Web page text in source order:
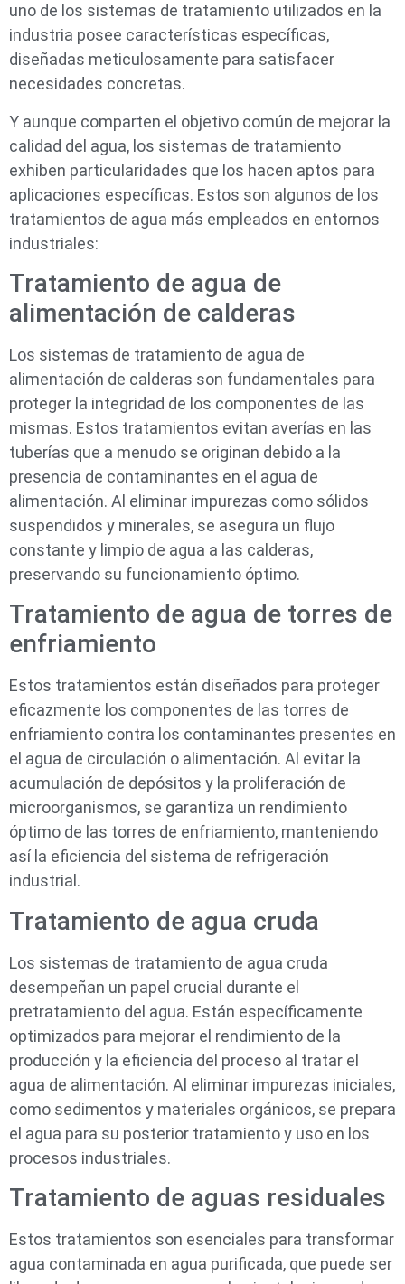
uno de los sistemas de tratamiento utilizados en la
industria posee características específicas,
diseñadas meticulosamente para satisfacer
necesidades concretas.
Y aunque comparten el objetivo común de mejorar la
calidad del agua, los sistemas de tratamiento
exhiben particularidades que los hacen aptos para
aplicaciones específicas. Estos son algunos de los
tratamientos de agua más empleados en entornos
industriales:
Tratamiento de agua de
alimentación de calderas
Los sistemas de tratamiento de agua de
alimentación de calderas son fundamentales para
proteger la integridad de los componentes de las
mismas. Estos tratamientos evitan averías en las
tuberías que a menudo se originan debido a la
presencia de contaminantes en el agua de
alimentación. Al eliminar impurezas como sólidos
suspendidos y minerales, se asegura un flujo
constante y limpio de agua a las calderas,
preservando su funcionamiento óptimo.
Tratamiento de agua de torres de
enfriamiento
Estos tratamientos están diseñados para proteger
eficazmente los componentes de las torres de
enfriamiento contra los contaminantes presentes en
el agua de circulación o alimentación. Al evitar la
acumulación de depósitos y la proliferación de
microorganismos, se garantiza un rendimiento
óptimo de las torres de enfriamiento, manteniendo
así la eficiencia del sistema de refrigeración
industrial.
Tratamiento de agua cruda
Los sistemas de tratamiento de agua cruda
desempeñan un papel crucial durante el
pretratamiento del agua. Están específicamente
optimizados para mejorar el rendimiento de la
producción y la eficiencia del proceso al tratar el
agua de alimentación. Al eliminar impurezas iniciales,
como sedimentos y materiales orgánicos, se prepara
el agua para su posterior tratamiento y uso en los
procesos industriales.
Tratamiento de aguas residuales
Estos tratamientos son esenciales para transformar
agua contaminada en agua purificada, que puede ser